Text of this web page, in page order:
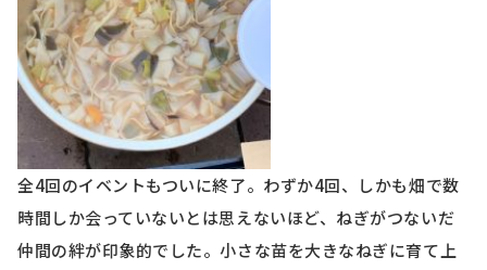
全4回のイベントもついに終了。わずか4回、しかも畑で数
時間しか会っていないとは思えないほど、ねぎがつないだ
仲間の絆が印象的でした。小さな苗を大きなねぎに育て上